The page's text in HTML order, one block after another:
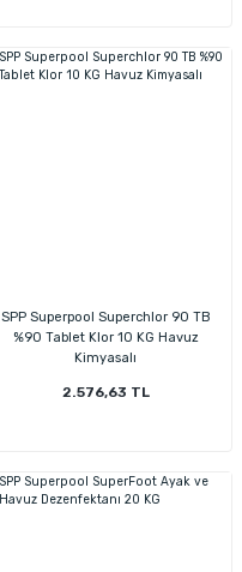
SPP Superpool Superchlor 90 TB
%90 Tablet Klor 10 KG Havuz
Kimyasalı
2.576,63 TL